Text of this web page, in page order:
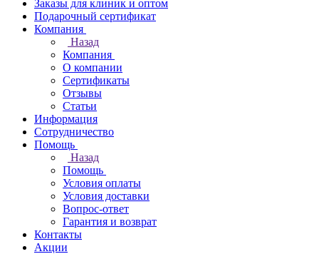
Заказы для клиник и оптом
Подарочный сертификат
Компания
Назад
Компания
О компании
Сертификаты
Отзывы
Статьи
Информация
Сотрудничество
Помощь
Назад
Помощь
Условия оплаты
Условия доставки
Вопрос-ответ
Гарантия и возврат
Контакты
Акции